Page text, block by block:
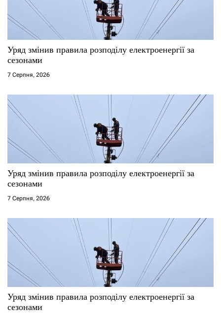
Уряд змінив правила розподілу електроенергії за
сезонами
7 Серпня, 2026
Уряд змінив правила розподілу електроенергії за
сезонами
7 Серпня, 2026
Уряд змінив правила розподілу електроенергії за
сезонами